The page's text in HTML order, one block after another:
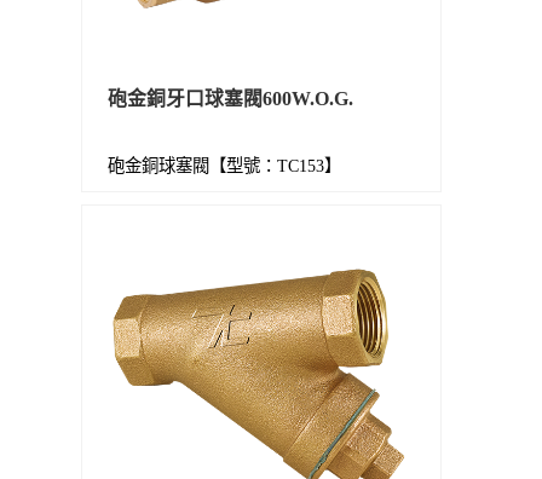
砲金銅牙口球塞閥600W.O.G.
砲金銅球塞閥【型號：TC153】